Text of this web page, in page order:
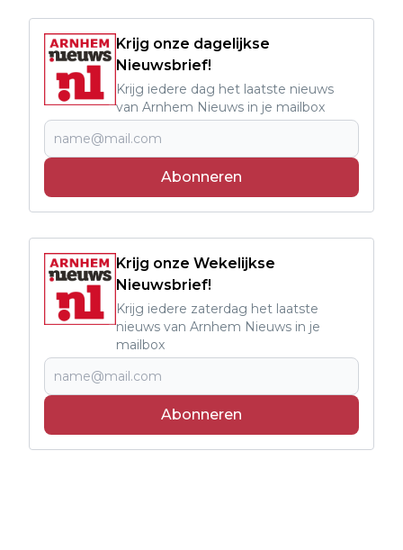
Krijg onze dagelijkse
Nieuwsbrief!
Krijg iedere dag het laatste nieuws
van Arnhem Nieuws in je mailbox
Abonneren
Krijg onze Wekelijkse
Nieuwsbrief!
Krijg iedere zaterdag het laatste
nieuws van Arnhem Nieuws in je
mailbox
Abonneren